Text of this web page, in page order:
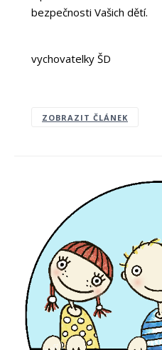
bezpečnosti Vašich dětí.
vychovatelky ŠD
ZOBRAZIT ČLÁNEK